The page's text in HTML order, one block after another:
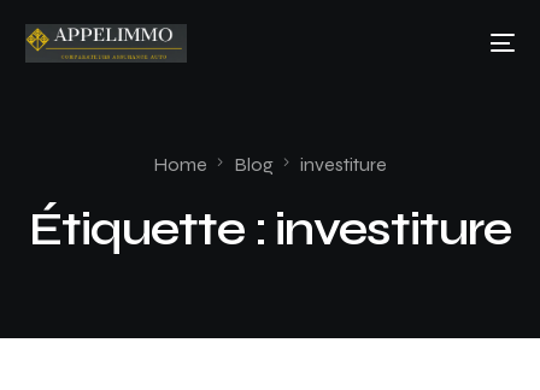
Home Blog investiture
Étiquette : investiture